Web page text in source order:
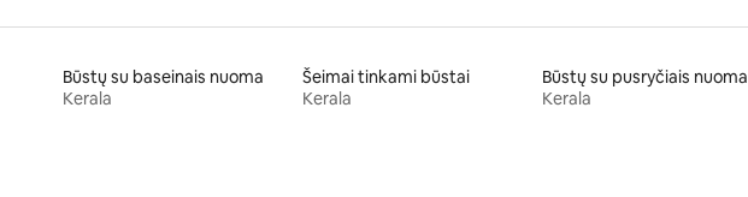
Būstų su baseinais nuoma
Kerala
Šeimai tinkami būstai
Kerala
Būstų su pusryčiais nuoma
Kerala